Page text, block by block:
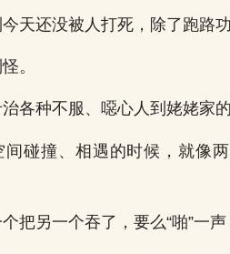
天还没被人打死，除了跑路
。
各种不服、噁心人到姥姥家的
间碰撞、相遇的时候，就像
把另一个吞了，要么“啪”一声